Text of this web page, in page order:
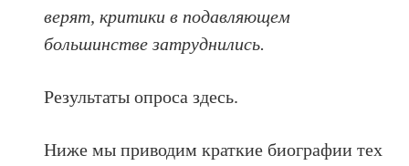
верят, критики в подавляющем
большинстве затруднились.
Результаты опроса здесь.
Ниже мы приводим краткие биографии тех